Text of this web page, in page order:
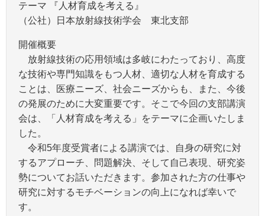
テーマ 『人材育成を考える』
（公社）日本放射線技術学会 東北支部
開催概要
放射線技術の応用領域は多岐にわたっており、高度
な技術や専門知識をもつ人材、適切な人材を育成する
ことは、医療ニーズ、社会ニーズからも、また、今後
の発展のために大変重要です。そこで今回の支部講演
会は、「人材育成を考える」をテーマに企画いたしま
した。
令和5年度受賞者による講演では、自身の研究に対
するアプローチ、問題解決、そして自己表現、研究姿
勢についてお話いただきます。参加された方の仕事や
研究に対するモチベーションの向上になれば幸いで
す。